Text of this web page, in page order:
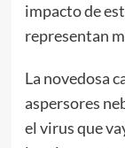
impacto de
representan
La novedosa
aspersores
el virus que